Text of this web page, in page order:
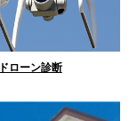
ドローン診断